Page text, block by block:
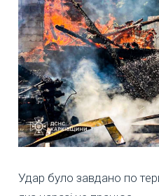
Удар було завдано по